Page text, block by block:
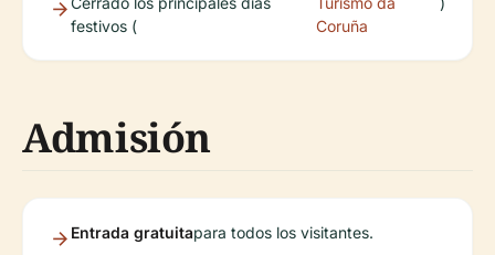
festivos (
Coruña
Admisión
Entrada gratuitapara todos los visitantes.